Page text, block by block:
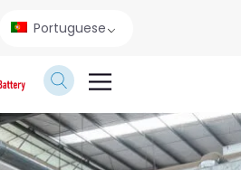
Portuguese